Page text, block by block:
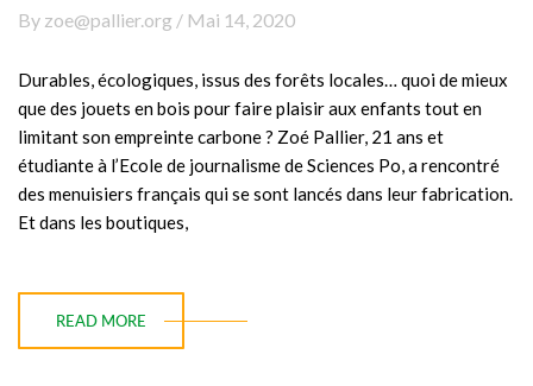
By zoe@pallier.org / Mai 14, 2020
Durables, écologiques, issus des forêts locales… quoi de mieux
que des jouets en bois pour faire plaisir aux enfants tout en
limitant son empreinte carbone ? Zoé Pallier, 21 ans et
étudiante à l’Ecole de journalisme de Sciences Po, a rencontré
des menuisiers français qui se sont lancés dans leur fabrication.
Et dans les boutiques,
READ MORE